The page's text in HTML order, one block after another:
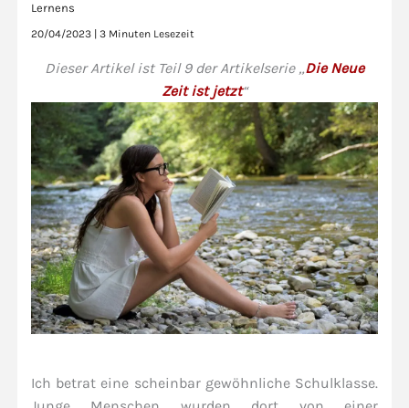
Lernens
20/04/2023 3 Minuten Lesezeit
Dieser Artikel ist Teil 9 der Artikelserie „Die Neue
Zeit ist jetzt“
Ich betrat eine scheinbar gewöhnliche Schulklasse.